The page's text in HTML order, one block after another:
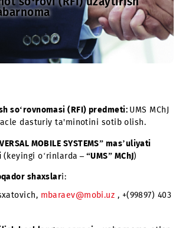
sotib olish uchun
so‘rovi (RFI) uzaytirish
so‘rovnomasi (RFI) predmeti:
dasturiy ta'minotini sotib olish.
MOBILE SYSTEMS” mas’uliyati
(keyingi o‘rinlarda– “UMS” MChJ )